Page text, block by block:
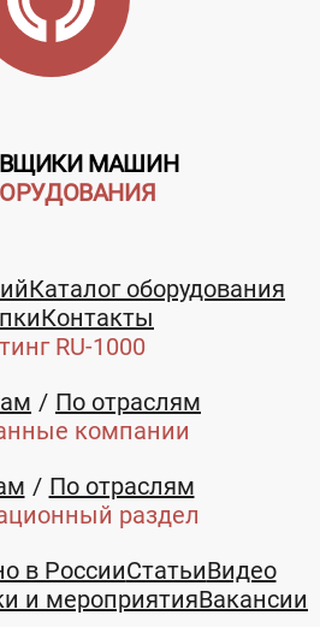
МАШИН
Каталог оборудования
Контакты
RU-1000
По отраслям
компании
По отраслям
раздел
в РоссииСтатьиВидео
и мероприятияВакансии